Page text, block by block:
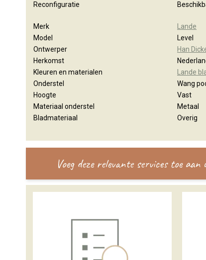
Reconfiguratie
Merk
Lande
Model
Level
Ontwerper
Han
Herkomst
Kleuren en materialen
Lande
Onderstel
Wang
Hoogte
Vast
Materiaal onderstel
Metaal
Bladmateriaal
Overig
Voeg deze relevante services toe